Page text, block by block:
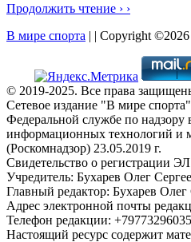
Продолжить чтение › ›
В мире спорта | | Copyright ©2026
© 2019-2025. Все права
Сетевое издание "В мире
Федеральной службе по надзору
информационных технологий и
(Роскомнадзор) 23.05.2019 г.
Свидетельство о регистрации
Учредитель: Бухарев Олег
Главный редактор: Бухарев Олег
Адрес электронной почты
Телефон редакции: +79773296035
Настоящий ресурс содержит